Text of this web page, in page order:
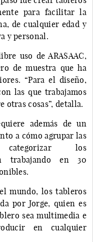
para facilitar la
de cualquier edad y
y personal.
uso de ARASAAC,
de muestra que ha
“Para el diseño,
las que trabajamos
cosas”, detalla.
además de un
a cómo agrupar las
los
trabajando en 30
mundo, los tableros
por Jorge, quien es
sea multimedia e
en cualquier